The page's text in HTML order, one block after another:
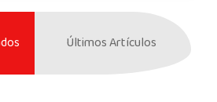
Últimos Artículos